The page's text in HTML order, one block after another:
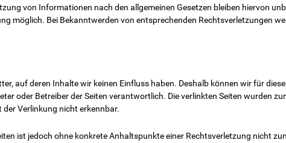
von Informationen nach den allgemeinen Gesetzen bleiben hiervon
möglich. Bei Bekanntwerden von entsprechenden Rechtsverletzungen
auf deren Inhalte wir keinen Einfluss haben. Deshalb können wir für
oder Betreiber der Seiten verantwortlich. Die verlinkten Seiten wurden
Verlinkung nicht erkennbar.
ist jedoch ohne konkrete Anhaltspunkte einer Rechtsverletzung nicht